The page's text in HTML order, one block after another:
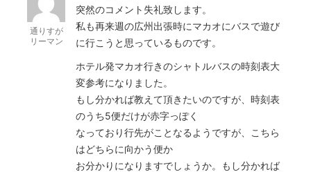
通りすが
リーマン
突然のコメント失礼致します。
私も再来週の広州出張時にマカオにバスで遊び
に行こうと思っているものです。
ホテル発マカオ行きのシャトルバスの時刻表大
変参考になりました。
もし分かれば教えて頂きたいのですが、時刻表
のうち5便だけが赤字っぽく
なっており行先がことなるようですが、こちら
はどちらに向かう便か
お分かりになりますでしょうか。もし分かれば